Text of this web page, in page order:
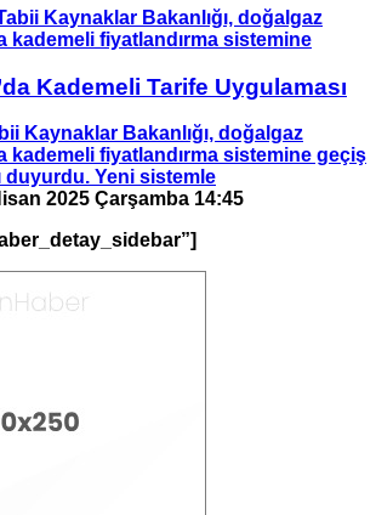
GÜNDEM
EKONOMI
Kademeli Tarife Uygulaması
Kaynaklar Bakanlığı, doğalgaz
kademeli fiyatlandırma sistemine geçiş
duyurdu. Yeni sistemle
2025 Çarşamba 14:45